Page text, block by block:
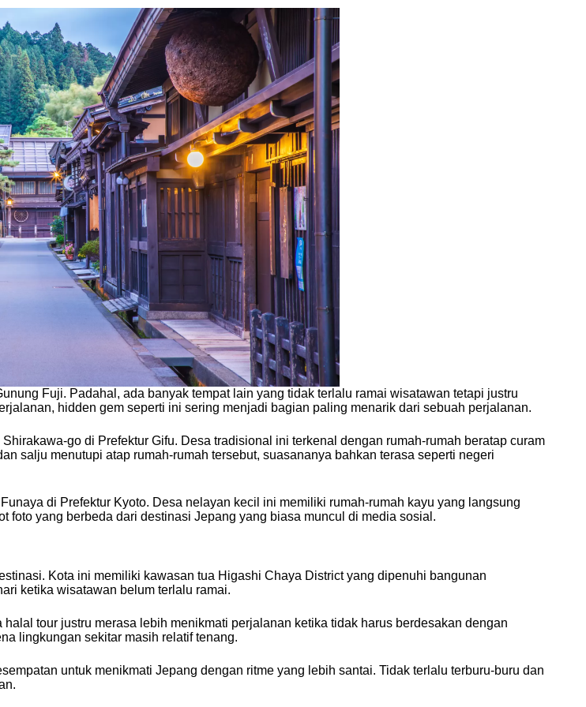
Fuji. Padahal, ada banyak tempat lain yang tidak terlalu ramai wisatawan tetapi justru
hidden gem seperti ini sering menjadi bagian paling menarik dari sebuah perjalanan.
go di Prefektur Gifu. Desa tradisional ini terkenal dengan rumah-rumah beratap curam
salju menutupi atap rumah-rumah tersebut, suasananya bahkan terasa seperti negeri
di Prefektur Kyoto. Desa nelayan kecil ini memiliki rumah-rumah kayu yang langsung
foto yang berbeda dari destinasi Jepang yang biasa muncul di media sosial.
Kota ini memiliki kawasan tua Higashi Chaya District yang dipenuhi bangunan
ketika wisatawan belum terlalu ramai.
tour justru merasa lebih menikmati perjalanan ketika tidak harus berdesakan dengan
lingkungan sekitar masih relatif tenang.
untuk menikmati Jepang dengan ritme yang lebih santai. Tidak terlalu terburu-buru dan